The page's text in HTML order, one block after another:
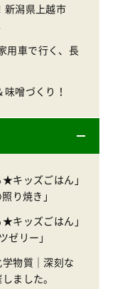
新潟県上越市
用車で行く、長
噌づくり！
キッズごはん」
り焼き」
キッズごはん」
リー」
物質｜深刻な
ました。